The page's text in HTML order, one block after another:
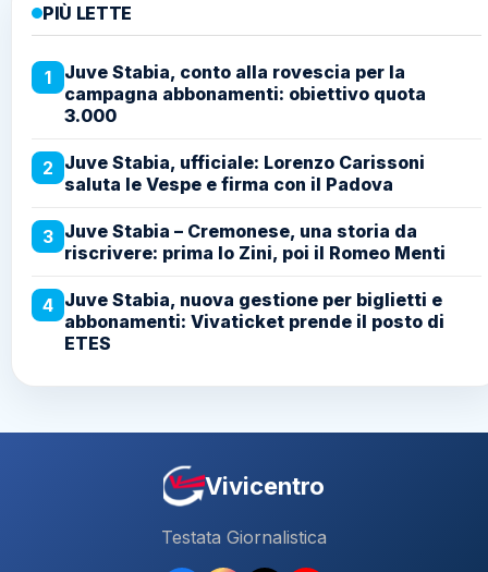
PIÙ LETTE
1
Juve Stabia, conto alla rovescia per la
campagna abbonamenti: obiettivo quota
3.000
2 Juve Stabia, ufficiale: Lorenzo Carissoni
saluta le Vespe e firma con il Padova
3 Juve Stabia – Cremonese, una storia da
riscrivere: prima lo Zini, poi il Romeo Menti
4 Juve Stabia, nuova gestione per biglietti e
abbonamenti: Vivaticket prende il posto di
ETES
Vivicentro
Testata Giornalistica